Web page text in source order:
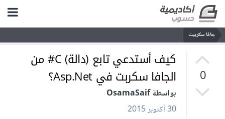
جافا سكريبت
0
كيف أستدعي تابع (دالة) C# من
الجافا سكربت في Asp.Net؟
بواسطة OsamaSaif
30 أكتوبر 2015